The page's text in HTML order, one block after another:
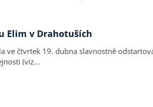
Elim v Drahotuších
ve čtvrtek 19. dubna slavnostně
(viz…